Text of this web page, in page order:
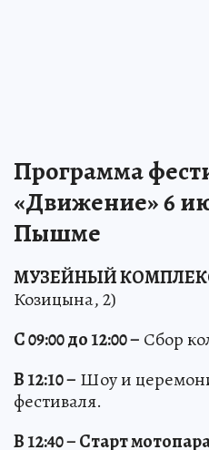
Программа
«Движение» 6
Пышме
МУЗЕЙНЫЙ
Козицына, 2)
С 09:00 до 12:00 – Сбор
В 12:10 – Шоу и
фестиваля.
В 12:40 – Старт